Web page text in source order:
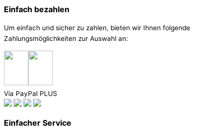
Einfach bezahlen
Um einfach und sicher zu zahlen, bieten wir Ihnen folgende
Zahlungsmöglichkeiten zur Auswahl an:
Via PayPal PLUS
Einfacher Service